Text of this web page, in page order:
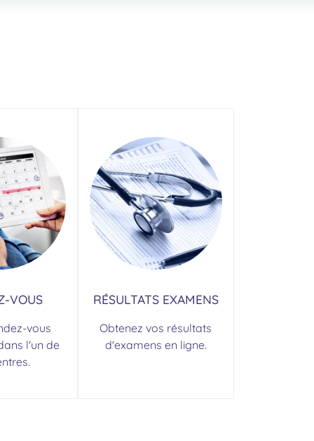
VOUS
vous
l'un de
RÉSULTATS EXAMENS
Obtenez vos résultats
d'examens en ligne.